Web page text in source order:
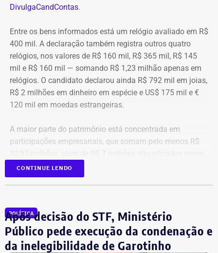
DivulgaCandContas.
Entre os bens informados está um relógio avaliado em R$
400 mil. A declaração também registra outros quatro
relógios, nos valores de R$ 160 mil, R$ 365 mil, R$ 145
mil e R$ 160 mil — somando R$ 1,23 milhão apenas em
relógios. O candidato declarou ainda R$ 792 mil em joias,
R$ 2 milhões em dinheiro em espécie e US$ 175 mil e €
120 mil em moedas estrangeiras.
A maior parte do patrimônio está concentrada em
participações empresariais, que somam pelo menos R$
“valores de diversos créditos”. Também aparecem na
relação imóveis, incluindo uma cobertura declarada por
sobre marca, modelo ou valor de mercado dos relógios.
CONTINUE LENDO
POLÍTICA
Após decisão do STF, Ministério
Público pede execução da condenação e
da inelegibilidade de Garotinho